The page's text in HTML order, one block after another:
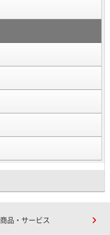
商品・サービス